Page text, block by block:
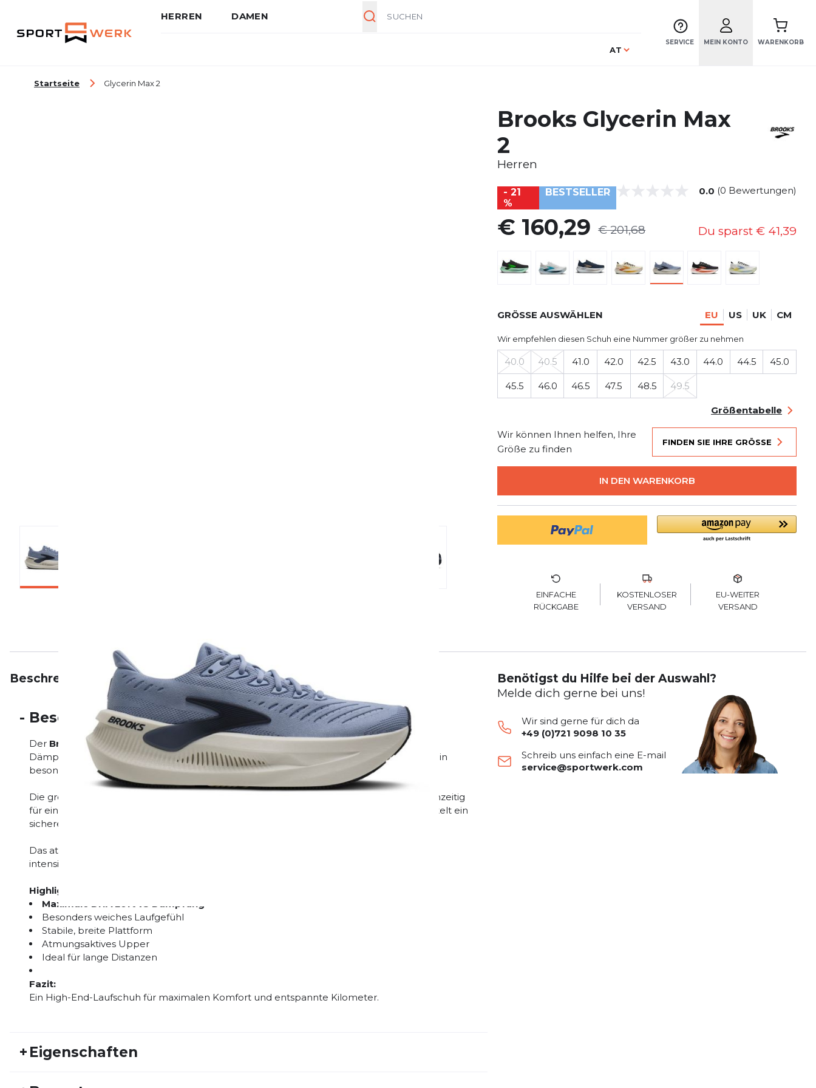
HERREN DAMEN
Sprache
AT
SERVICE MEIN KONTO WARENKORB
Startseite Glycerin Max 2
Brooks Glycerin Max
2
Herren
- 21
%
BESTSELLER 0.0 (0 Bewertungen)
€ 160,29 € 201,68 Du sparst € 41,39
GRÖSSE AUSWÄHLEN EU US UK CM
Wir empfehlen diesen Schuh eine Nummer größer zu nehmen
40.0 40.5 41.0 42.0 42.5 43.0 44.0 44.5 45.0
45.5 46.0 46.5 47.5 48.5 49.5
Größentabelle
Wir können Ihnen helfen, Ihre
Größe zu finden
FINDEN SIE IHRE GRÖSSE
IN DEN WARENKORB
EINFACHE
RÜCKGABE
KOSTENLOSER
VERSAND
EU-WEITER
VERSAND
Beschreibung EigenschaftenBewertungen
- Beschreibung
Der Brooks Glycerin Max 2 ist ein innovativer Herren-Neutrallaufschuh
, der maximale
Dämpfung mit modernster Technologie kombiniert. Er wurde für Läufer entwickelt, die ein
besonders weiches und geschmeidiges Laufgefühl bevorzugen.
Die großzügige
bietet ein luxuriöses Laufgefühl und sorgt gleichzeitig
für eine effiziente Energierückgabe. Die breite Plattform erhöht die Stabilität und vermittelt ein
sicheres Gefühl bei jedem Schritt.
Das atmungsaktive Obermaterial sorgt für hohen Komfort, auch bei langen Läufen oder
intensiven Trainingseinheiten.
Highlights:
Maximale DNA Loft v3 Dämpfung
Besonders weiches Laufgefühl
Stabile, breite Plattform
Atmungsaktives Upper
Ideal für lange Distanzen
Fazit:
Ein High-End-Laufschuh für maximalen Komfort und entspannte Kilometer.
+ Eigenschaften
Benötigst du Hilfe bei der Auswahl?
Melde dich gerne bei uns!
Wir sind gerne für dich da
+49 (0)721 9098 10 35
Schreib uns einfach eine E-mail
service@sportwerk.com